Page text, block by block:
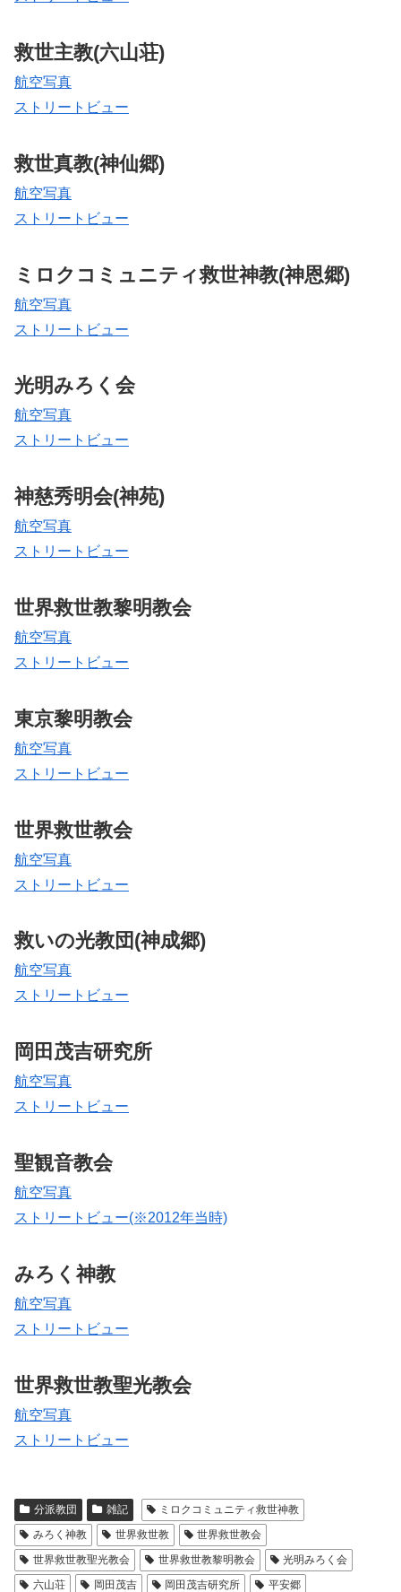
救世主教(六山荘)
航空写真
ストリートビュー
救世真教(神仙郷)
航空写真
ストリートビュー
ミロクコミュニティ救世神教(神恩郷)
航空写真
ストリートビュー
光明みろく会
航空写真
ストリートビュー
神慈秀明会(神苑)
航空写真
ストリートビュー
世界救世教黎明教会
航空写真
ストリートビュー
東京黎明教会
航空写真
ストリートビュー
世界救世教会
航空写真
ストリートビュー
救いの光教団(神成郷)
航空写真
ストリートビュー
岡田茂吉研究所
航空写真
ストリートビュー
聖観音教会
航空写真
ストリートビュー(※2012年当時)
みろく神教
航空写真
ストリートビュー
世界救世教聖光教会
航空写真
ストリートビュー
分派教団 雑記
ミロクコミュニティ救世神教
みろく神教
世界救世教
世界救世教会
世界救世教聖光教会
世界救世教黎明教会
光明みろく会
六山荘
岡田茂吉 岡田茂吉研究所
平安郷